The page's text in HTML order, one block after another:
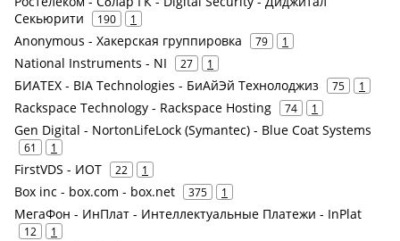
Секьюрити
190 1
Anonymous - Хакерская группировка 79 1
National Instruments - NI 27 1
БИАТЕХ - BIA Technologies - БиАйЭй Технолоджиз 75 1
Rackspace Technology - Rackspace Hosting 74 1
Gen Digital - NortonLifeLock (Symantec) - Blue Coat Systems
61 1
FirstVDS - ИОТ 22 1
Box inc - box.com - box.net 375 1
МегаФон - ИнПлат - Интеллектуальные Платежи - InPlat
12 1